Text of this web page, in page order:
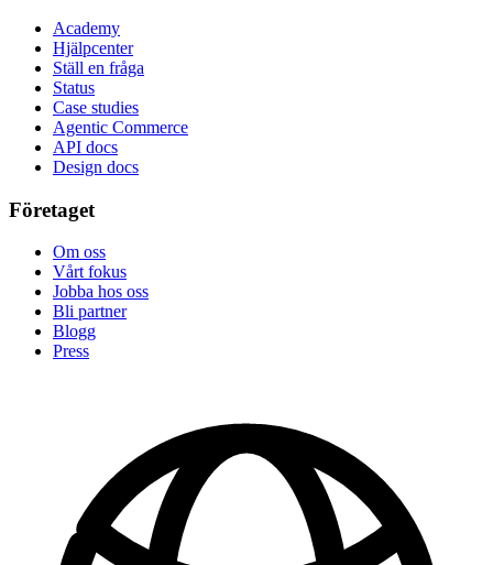
Academy
Hjälpcenter
Ställ en fråga
Status
Case studies
Agentic Commerce
API docs
Design docs
Företaget
Om oss
Vårt fokus
Jobba hos oss
Bli partner
Blogg
Press